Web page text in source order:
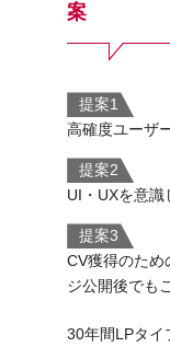
案
提案1
高確度ユーザ
提案2
UI・UXを意識
提案3
CV獲得のため
ジ公開後でも
30年間LPタイ